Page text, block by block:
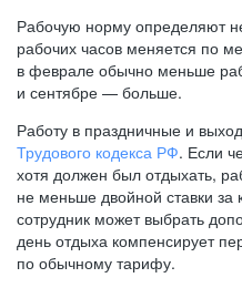
Рабочую норму определяют
рабочих часов меняется по
в феврале обычно меньше
и сентябре — больше.
Работу в праздничные и
Трудового кодекса РФ. Если
хотя должен был отдыхать,
не меньше двойной ставки за
сотрудник может выбрать
день отдыха компенсирует
по обычному тарифу.